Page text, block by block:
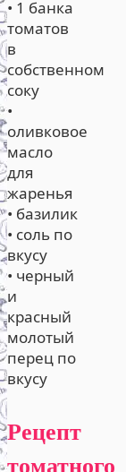
• 1 банка
томатов
в
собственном
соку
•
оливковое
масло
для
жаренья
• базилик
• соль по
вкусу
• черный
и
красный
молотый
перец по
вкусу
Рецепт